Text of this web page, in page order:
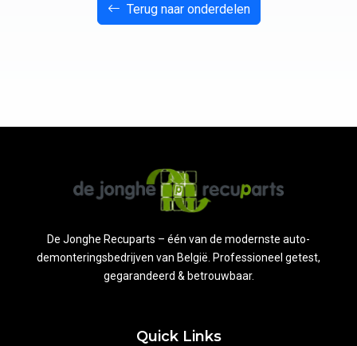
Terug naar onderdelen
De Jonghe Recuparts – één van de modernste auto-
demonteringsbedrijven van België. Professioneel getest,
gegarandeerd & betrouwbaar.
Quick Links